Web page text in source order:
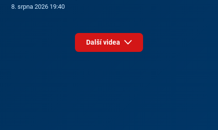
8. srpna 2026 19:40
Další videa